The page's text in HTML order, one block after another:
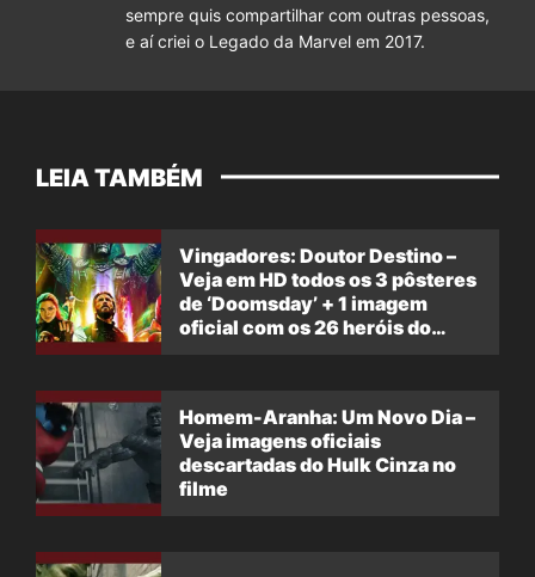
sempre quis compartilhar com outras pessoas,
e aí criei o Legado da Marvel em 2017.
LEIA TAMBÉM
Vingadores: Doutor Destino –
Veja em HD todos os 3 pôsteres
de ‘Doomsday’ + 1 imagem
oficial com os 26 heróis do
Homem-Aranha: Um Novo Dia –
Veja imagens oficiais
descartadas do Hulk Cinza no
filme